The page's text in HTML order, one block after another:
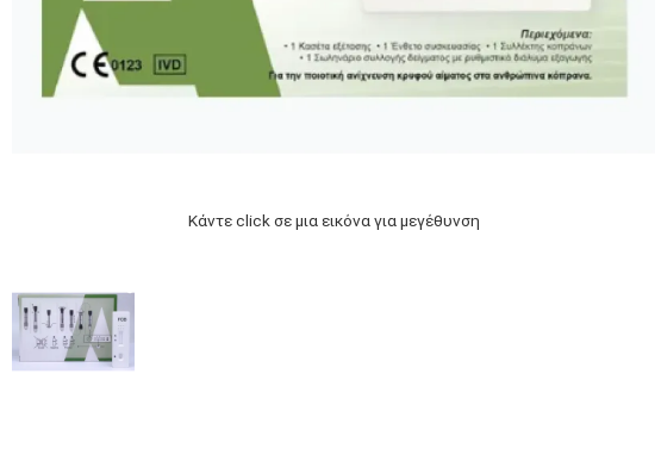
Κάντε click σε μια εικόνα για μεγέθυνση